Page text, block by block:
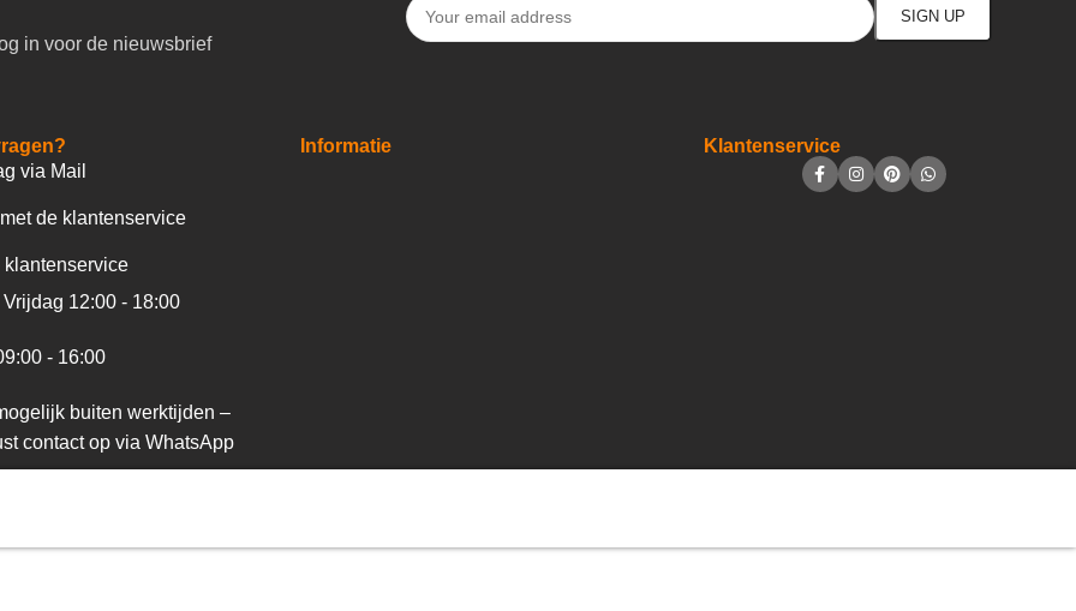
in voor de nieuwsbrief
via Mail
de klantenservice
klantenservice
12:00 - 18:00
- 16:00
buiten werktijden –
contact op via WhatsApp
Informatie Klantenservice